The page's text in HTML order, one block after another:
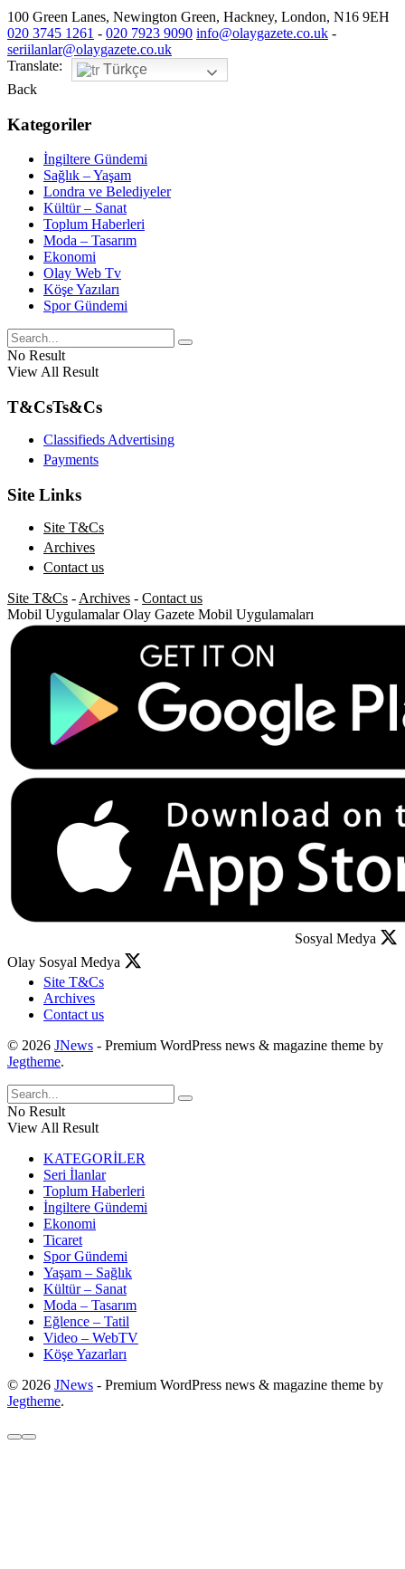
100 Green Lanes, Newington Green, Hackney, London, N16 9EH
020 3745 1261 - 020 7923 9090 info@olaygazete.co.uk -
seriilanlar@olaygazete.co.uk
Translate:
Türkçe
Back
Kategoriler
İngiltere Gündemi
Sağlık – Yaşam
Londra ve Belediyeler
Kültür – Sanat
Toplum Haberleri
Moda – Tasarım
Ekonomi
Olay Web Tv
Köşe Yazıları
Spor Gündemi
No Result
View All Result
T&CsTs&Cs
Classifieds Advertising
Payments
Site Links
Site T&Cs
Archives
Contact us
Site T&Cs - Archives - Contact us
Mobil Uygulamalar Olay Gazete Mobil Uygulamaları
Sosyal Medya
Olay Sosyal Medya
Site T&Cs
Archives
Contact us
© 2026 JNews - Premium WordPress news & magazine theme by
Jegtheme.
No Result
View All Result
KATEGORİLER
Seri İlanlar
Toplum Haberleri
İngiltere Gündemi
Ekonomi
Ticaret
Spor Gündemi
Yaşam – Sağlık
Kültür – Sanat
Moda – Tasarım
Eğlence – Tatil
Video – WebTV
Köşe Yazarları
© 2026 JNews - Premium WordPress news & magazine theme by
Jegtheme.